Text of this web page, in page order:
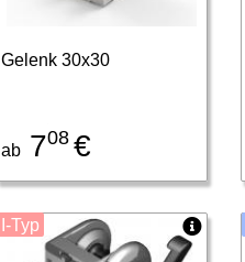
Gelenk 30x30
ab708 €
I-Typ